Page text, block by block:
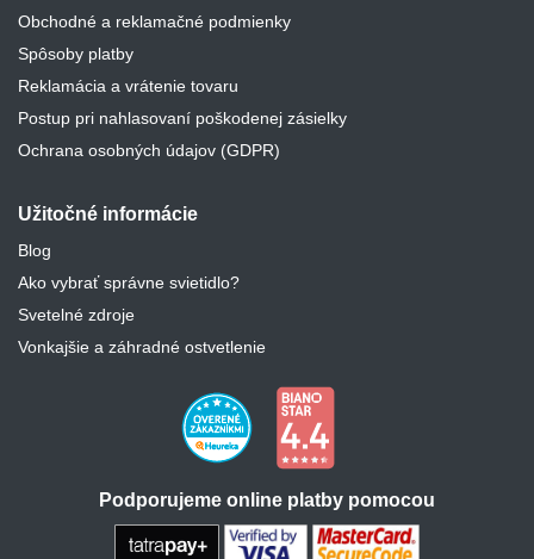
Obchodné a reklamačné podmienky
Spôsoby platby
Reklamácia a vrátenie tovaru
Postup pri nahlasovaní poškodenej zásielky
Ochrana osobných údajov (GDPR)
Užitočné informácie
Blog
Ako vybrať správne svietidlo?
Svetelné zdroje
Vonkajšie a záhradné ostvetlenie
Podporujeme online platby pomocou